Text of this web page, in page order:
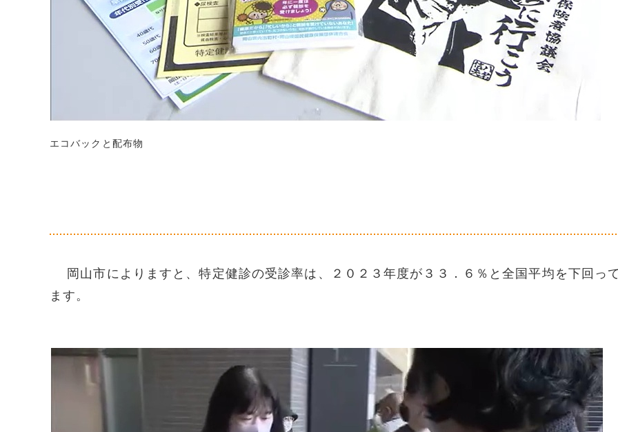
エコバックと配布物
岡山市によりますと、特定健診の受診率は、２０２３年度が３３．６％と全国平均を下回っ
ます。